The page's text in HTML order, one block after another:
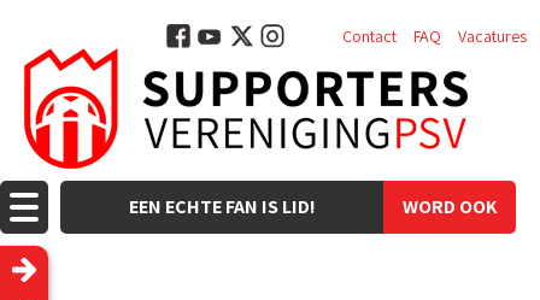
WORD OOK
EEN ECHTE FAN IS LID!
Contact FAQ Vacatures